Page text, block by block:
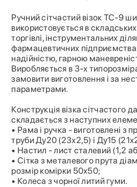
Ручний сітчастий візок ТС-9
використовується в
торгівлі, інструментальних
фармацевтичних
надійністю, гарною
Виробляється в 3-х
замовити виготовлення і за
параметрами.
Конструкція візка сітчастого
складається з наступних
• Рама і ручка - виготовлені з
труби Ду20 (23х2,5) і Ду15
• Настил - лист сталевий (1,2
• Сітка з металевого прута
розмір комірки 50х50;
• Колеса з чорної литий гуми.